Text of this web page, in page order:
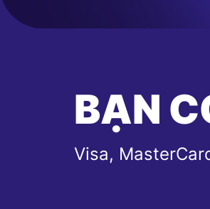
BẠN
Visa,